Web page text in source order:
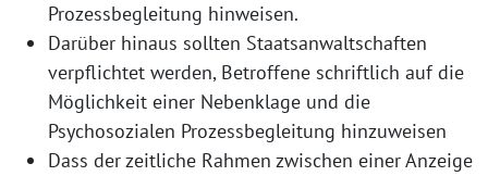
Prozessbegleitung hinweisen.
Darüber hinaus sollten Staatsanwaltschaften
verpflichtet werden, Betroffene schriftlich auf die
Möglichkeit einer Nebenklage und die
Psychosozialen Prozessbegleitung hinzuweisen
Dass der zeitliche Rahmen zwischen einer Anzeige